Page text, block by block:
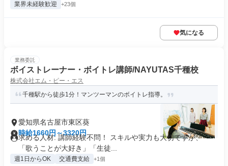
業界未経験歓迎 +23個
気になる
業務委託
ボイストレーナー・ボイトレ講師/NAYUTAS千種校
株式会社エム・ピー・エス
千種駅から徒歩1分！マンツーマンのボイトレ指導。
愛知県名古屋市東区葵
時給1660円～3320円
求める人材: 講師経験不問！ スキルや実力も大切ですが、
「歌うことが大好き」「生徒...
週1日からOK 交通費支給 +1個